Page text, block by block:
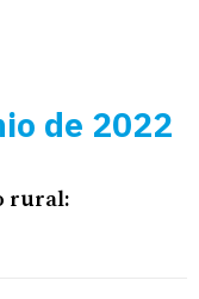
de 2022
rural: